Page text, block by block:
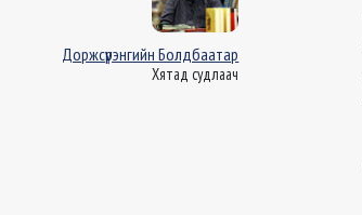
Доржсүрэнгийн Болдбаатар
Хятад судлаач